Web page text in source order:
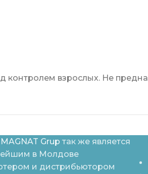
контролем взрослых. Не
Grup так же является
в Молдове
и дистрибьютором